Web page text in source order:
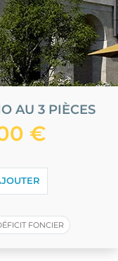
AU 3 PIÈCES
€
FONCIER